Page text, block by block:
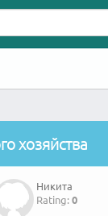
хозяйства
Никита
Rating:0